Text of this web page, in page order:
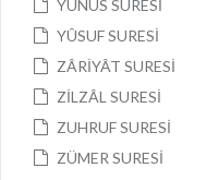
YÛNUS SURESİ
YÛSUF SURESİ
ZÂRİYÂT SURESİ
ZİLZÂL SURESİ
ZUHRUF SURESİ
ZÜMER SURESİ